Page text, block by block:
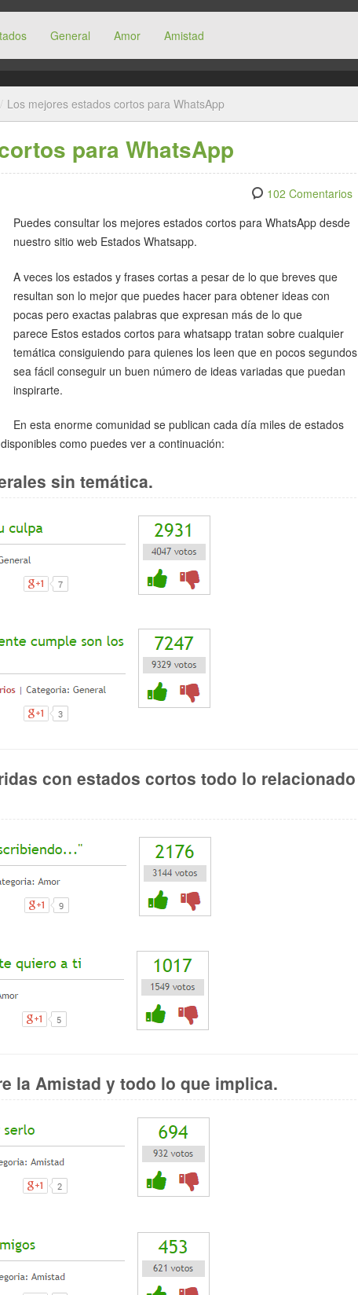
General Amor Amistad
/ Los mejores estados cortos para WhatsApp
para WhatsApp
102 Comentarios
Puedes consultar los mejores estados cortos para WhatsApp desde
nuestro sitio web Estados Whatsapp.
A veces los estados y frases cortas a pesar de lo que breves que
resultan son lo mejor que puedes hacer para obtener ideas con
pocas pero exactas palabras que expresan más de lo que
parece Estos estados cortos para whatsapp tratan sobre cualquier
temática consiguiendo para quienes los leen que en pocos segundos
sea fácil conseguir un buen número de ideas variadas que puedan
inspirarte.
En esta enorme comunidad se publican cada día miles de estados
como puedes ver a continuación:
sin temática.
con estados cortos todo lo relacionado
la Amistad y todo lo que implica.